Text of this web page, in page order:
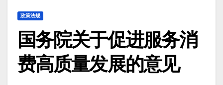
政策法规
国务院关于促进服务消
费高质量发展的意见